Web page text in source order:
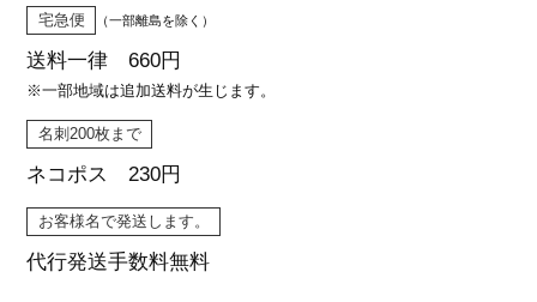
宅急便 （一部離島を除く）
送料一律 660円
※一部地域は追加送料が生じます。
名刺200枚まで
ネコポス 230円
お客様名で発送します。
代行発送手数料無料